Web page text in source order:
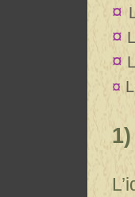
¤
¤
¤
¤